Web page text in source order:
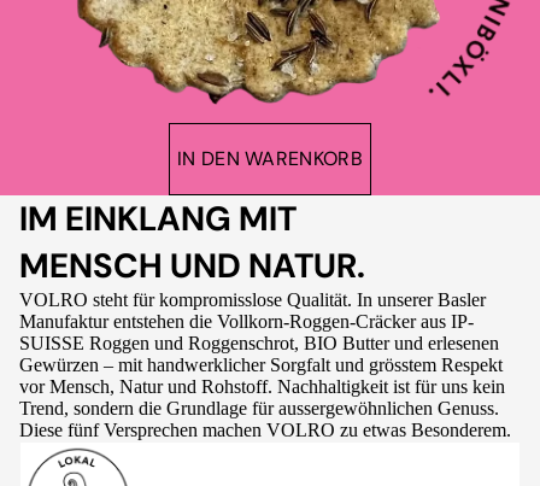
IN DEN WARENKORB
IM EINKLANG MIT
MENSCH UND NATUR.
VOLRO steht für kompromisslose Qualität. In unserer Basler
Manufaktur entstehen die Vollkorn-Roggen-Cräcker aus IP-
SUISSE Roggen und Roggenschrot, BIO Butter und erlesenen
Gewürzen – mit handwerklicher Sorgfalt und grösstem Respekt
vor Mensch, Natur und Rohstoff. Nachhaltigkeit ist für uns kein
Trend, sondern die Grundlage für aussergewöhnlichen Genuss.
Diese fünf Versprechen machen VOLRO zu etwas Besonderem.